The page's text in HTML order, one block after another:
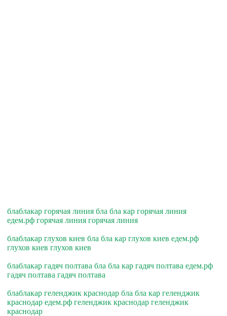
блаблакар горячая линия бла бла кар горячая линия
едем.рф горячая линия горячая линия
блаблакар глухов киев бла бла кар глухов киев едем.рф
глухов киев глухов киев
блаблакар гадяч полтава бла бла кар гадяч полтава едем.рф
гадяч полтава гадяч полтава
блаблакар геленджик краснодар бла бла кар геленджик
краснодар едем.рф геленджик краснодар геленджик
краснодар